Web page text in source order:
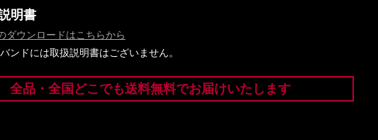
明書
ダウンロードはこちらから
ンドには取扱説明書はございません。
全品・全国どこでも送料無料でお届けいたします